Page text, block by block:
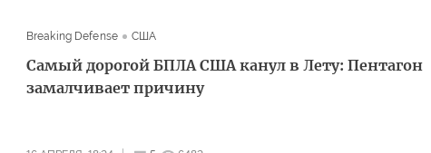
Breaking Defense США
Самый дорогой БПЛА США канул в Лету: Пентагон
замалчивает причину